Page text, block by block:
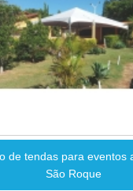
de tendas para eventos
São Roque